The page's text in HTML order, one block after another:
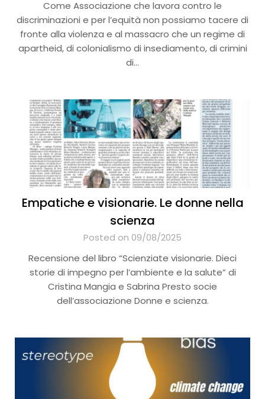
Come Associazione che lavora contro le
discriminazioni e per l’equità non possiamo tacere di
fronte alla violenza e al massacro che un regime di
apartheid, di colonialismo di insediamento, di crimini
di…
Empatiche e visionarie. Le donne nella
scienza
Posted on 09/08/2025
Recensione del libro “Scienziate visionarie. Dieci
storie di impegno per l’ambiente e la salute” di
Cristina Mangia e Sabrina Presto socie
dell’associazione Donne e scienza.